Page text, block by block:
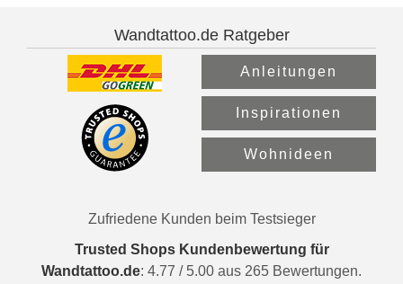
Wandtattoo.de Ratgeber
Anleitungen
Inspirationen
Wohnideen
Zufriedene Kunden beim Testsieger
Trusted Shops Kundenbewertung für
Wandtattoo.de: 4.77 / 5.00 aus 265 Bewertungen.